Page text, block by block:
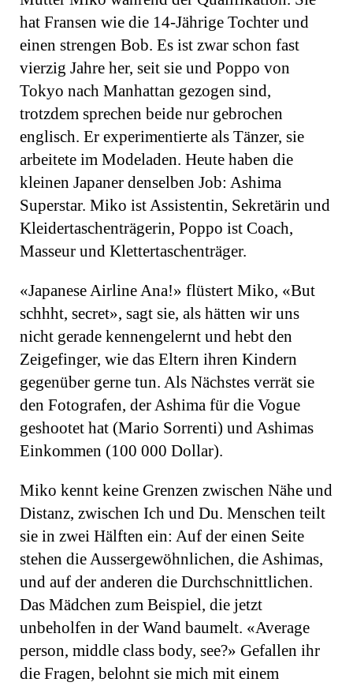
hat Fransen wie die 14-Jährige Tochter und
einen strengen Bob. Es ist zwar schon fast
vierzig Jahre her, seit sie und Poppo von
Tokyo nach Manhattan gezogen sind,
trotzdem sprechen beide nur gebrochen
englisch. Er experimentierte als Tänzer, sie
arbeitete im Modeladen. Heute haben die
kleinen Japaner denselben Job: Ashima
Superstar. Miko ist Assistentin, Sekretärin und
Kleidertaschenträgerin, Poppo ist Coach,
Masseur und Klettertaschenträger.
«Japanese Airline Ana!» flüstert Miko, «But
schhht, secret», sagt sie, als hätten wir uns
nicht gerade kennengelernt und hebt den
Zeigefinger, wie das Eltern ihren Kindern
gegenüber gerne tun. Als Nächstes verrät sie
den Fotografen, der Ashima für die Vogue
geshootet hat (Mario Sorrenti) und Ashimas
Einkommen (100 000 Dollar).
Miko kennt keine Grenzen zwischen Nähe und
Distanz, zwischen Ich und Du. Menschen teilt
sie in zwei Hälften ein: Auf der einen Seite
stehen die Aussergewöhnlichen, die Ashimas,
und auf der anderen die Durchschnittlichen.
Das Mädchen zum Beispiel, die jetzt
unbeholfen in der Wand baumelt. «Average
person, middle class body, see?» Gefallen ihr
die Fragen, belohnt sie mich mit einem